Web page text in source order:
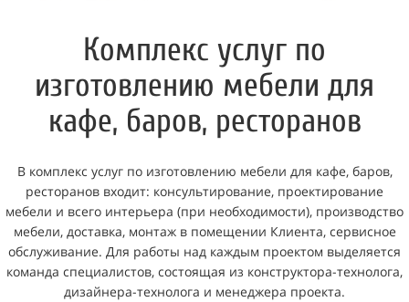
Комплекс услуг по
изготовлению мебели для
кафе, баров, ресторанов
В комплекс услуг по изготовлению мебели для кафе, баров,
ресторанов входит: консультирование, проектирование
мебели и всего интерьера (при необходимости), производство
мебели, доставка, монтаж в помещении Клиента, сервисное
обслуживание. Для работы над каждым проектом выделяется
команда специалистов, состоящая из конструктора-технолога,
дизайнера-технолога и менеджера проекта.